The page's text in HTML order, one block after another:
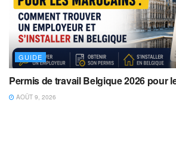
GUIDE
Permis de travail Belgique 2026 pour
AOÛT 9, 2026